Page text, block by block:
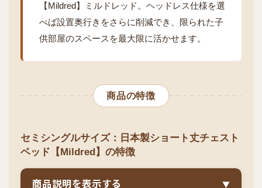
【Mildred】ミルドレッド。ヘッドレス仕様を選
べば設置奥行きをさらに削減でき、限られた子
供部屋のスペースを最大限に活かせます。
商品の特徴
セミシングルサイズ：日本製ショート丈チェスト
ベッド【Mildred】の特徴
商品説明を表示する ▼